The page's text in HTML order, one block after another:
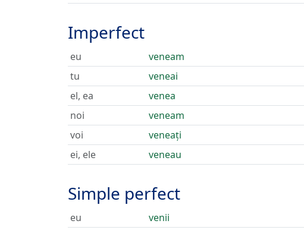
Imperfect
eu
veneam
tu
veneai
el, ea
venea
noi
veneam
voi
veneați
ei, ele
veneau
Simple perfect
eu
venii